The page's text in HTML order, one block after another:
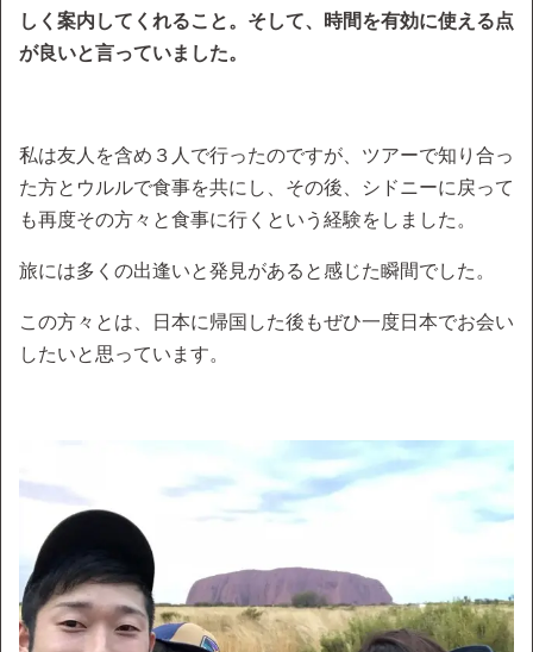
しく案内してくれること。そして、時間を有効に使える点
が良いと言っていました。
私は友人を含め３人で行ったのですが、ツアーで知り合っ
た方とウルルで食事を共にし、その後、シドニーに戻って
も再度その方々と食事に行くという経験をしました。
旅には多くの出逢いと発見があると感じた瞬間でした。
この方々とは、日本に帰国した後もぜひ一度日本でお会い
したいと思っています。